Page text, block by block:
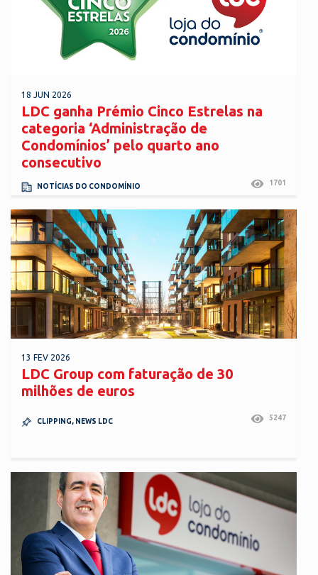
18 JUN 2026
LDC ganha Prémio Cinco Estrelas na
categoria ‘Administração de
Condomínios’ pelo quarto ano
consecutivo
NOTÍCIAS DO CONDOMÍNIO 1701
13 FEV 2026
LDC Group com faturação de 30
milhões de euros
CLIPPING, NEWS LDC 5247